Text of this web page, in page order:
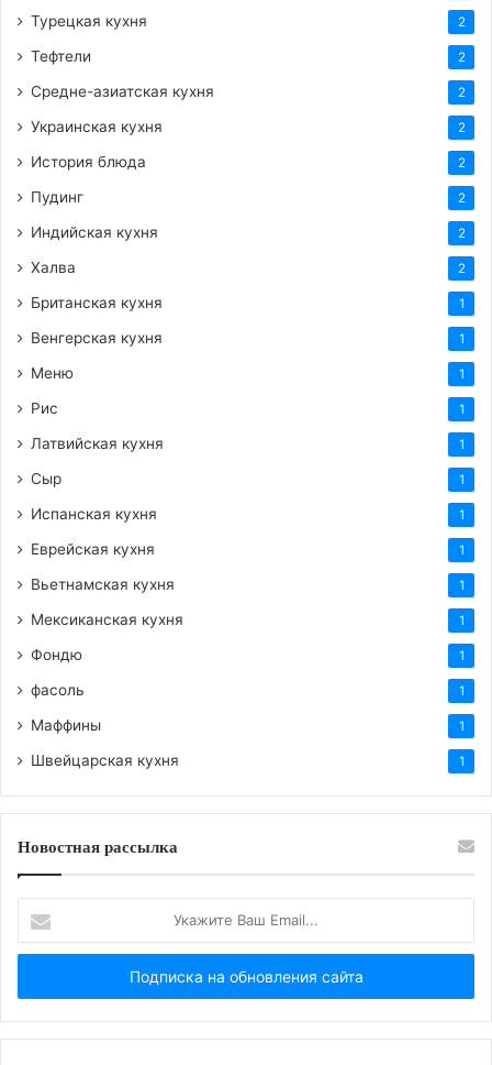
Турецкая кухня 2
Тефтели 2
Средне-азиатская кухня 2
Украинская кухня 2
История блюда 2
Пудинг 2
Индийская кухня 2
Халва 2
Британская кухня 1
Венгерская кухня 1
Меню 1
Рис 1
Латвийская кухня 1
Сыр 1
Испанская кухня 1
Еврейская кухня 1
Вьетнамская кухня 1
Мексиканская кухня 1
Фондю 1
фасоль 1
Маффины 1
Швейцарская кухня 1
Новостная рассылка
Ваш
Email...